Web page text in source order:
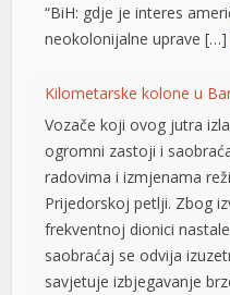
“BiH: gdje je interes
neokolonijalne uprave
Kilometarske kolone u
Vozače koji ovog jutra
ogromni zastoji i
radovima i izmjenama
Prijedorskoj petlji. Zbog
frekventnoj dionici
saobraćaj se odvija
savjetuje izbjegavanje